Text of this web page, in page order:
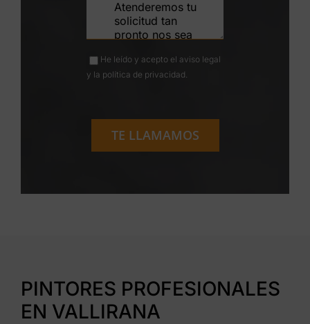
He leído y acepto el aviso legal
y la política de privacidad
TE LLAMAMOS
PINTORES PROFESIONALES
EN VALLIRANA